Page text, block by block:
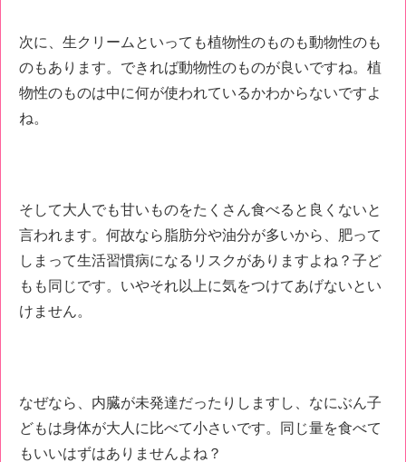
次に、生クリームといっても植物性のものも動物性のも
のもあります。できれば動物性のものが良いですね。植
物性のものは中に何が使われているかわからないですよ
ね。
そして大人でも甘いものをたくさん食べると良くないと
言われます。何故なら脂肪分や油分が多いから、肥って
しまって生活習慣病になるリスクがありますよね？子ど
もも同じです。いやそれ以上に気をつけてあげないとい
けません。
なぜなら、内臓が未発達だったりしますし、なにぶん子
どもは身体が大人に比べて小さいです。同じ量を食べて
もいいはずはありませんよね？